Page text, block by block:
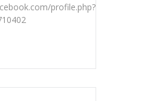
profile.php?